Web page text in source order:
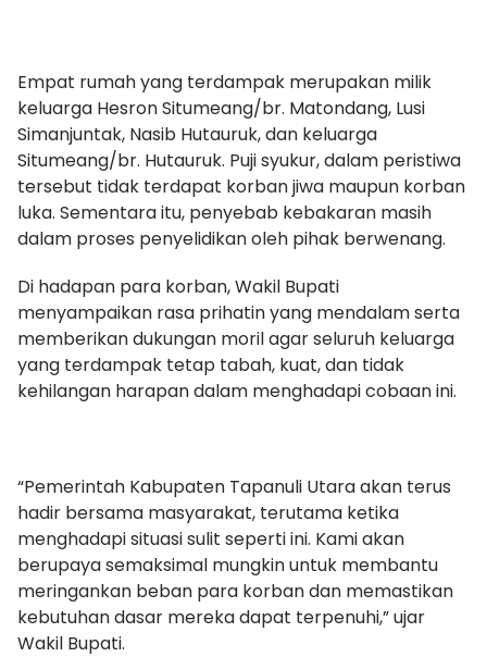
Empat rumah yang terdampak merupakan milik
keluarga Hesron Situmeang/br. Matondang, Lusi
Simanjuntak, Nasib Hutauruk, dan keluarga
Situmeang/br. Hutauruk. Puji syukur, dalam peristiwa
tersebut tidak terdapat korban jiwa maupun korban
luka. Sementara itu, penyebab kebakaran masih
dalam proses penyelidikan oleh pihak berwenang.
Di hadapan para korban, Wakil Bupati
menyampaikan rasa prihatin yang mendalam serta
memberikan dukungan moril agar seluruh keluarga
yang terdampak tetap tabah, kuat, dan tidak
kehilangan harapan dalam menghadapi cobaan ini.
“Pemerintah Kabupaten Tapanuli Utara akan terus
hadir bersama masyarakat, terutama ketika
menghadapi situasi sulit seperti ini. Kami akan
berupaya semaksimal mungkin untuk membantu
meringankan beban para korban dan memastikan
kebutuhan dasar mereka dapat terpenuhi,” ujar
Wakil Bupati.